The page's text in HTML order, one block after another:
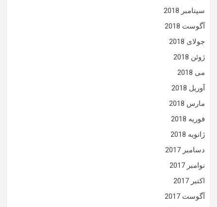
سپتامبر 2018
آگوست 2018
جولای 2018
ژوئن 2018
می 2018
آوریل 2018
مارس 2018
فوریه 2018
ژانویه 2018
دسامبر 2017
نوامبر 2017
اکتبر 2017
آگوست 2017